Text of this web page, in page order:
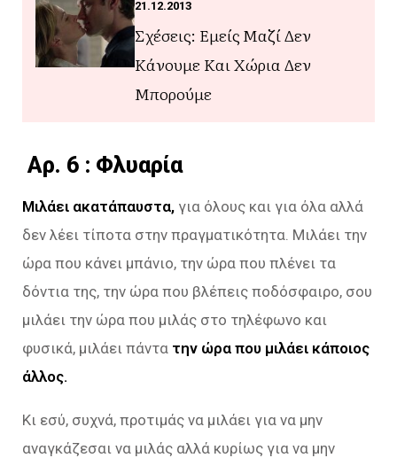
21.12.2013
Σχέσεις: Εμείς Μαζί Δεν
Κάνουμε Και Χώρια Δεν
Μπορούμε
Aρ. 6 : Φλυαρία
Μιλάει ακατάπαυστα, για όλους και για όλα αλλά
δεν λέει τίποτα στην πραγματικότητα. Μιλάει την
ώρα που κάνει μπάνιο, την ώρα που πλένει τα
δόντια της, την ώρα που βλέπεις ποδόσφαιρο, σου
μιλάει την ώρα που μιλάς στο τηλέφωνο και
φυσικά, μιλάει πάντα την ώρα που μιλάει κάποιος
άλλος.
Κι εσύ, συχνά, προτιμάς να μιλάει για να μην
αναγκάζεσαι να μιλάς αλλά κυρίως για να μην